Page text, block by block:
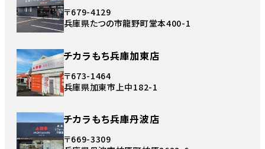
〒679-4129
兵庫県たつの市龍野町堂本400-1
チカラもち兵庫加東店
〒673-1464
兵庫県加東市上中182-1
チカラもち兵庫丹波店
〒669-3309